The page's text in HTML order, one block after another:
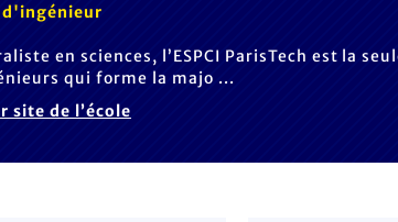
d'ingénieur
en sciences, l’ESPCI ParisTech est la
qui forme la majo ...
site de l’école